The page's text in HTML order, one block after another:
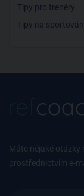
Tipy pro trenéry
Tipy na
Máte nějaké otázky
prostřednictvím e-